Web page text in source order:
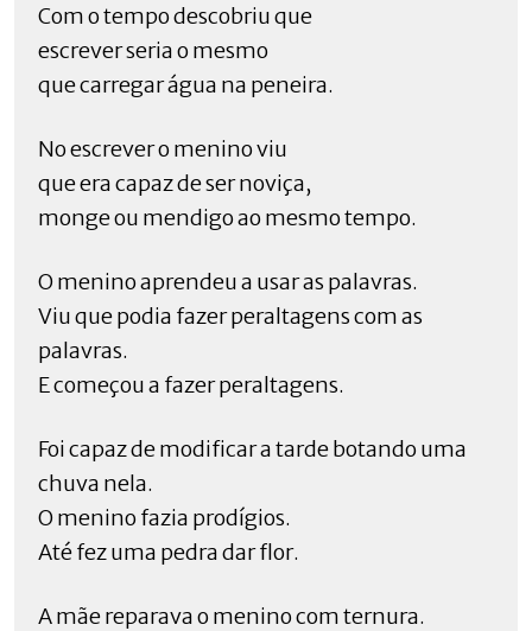
Com o tempo descobriu que
escrever seria o mesmo
que carregar água na peneira.
No escrever o menino viu
que era capaz de ser noviça,
monge ou mendigo ao mesmo tempo.
O menino aprendeu a usar as palavras.
Viu que podia fazer peraltagens com as
palavras.
E começou a fazer peraltagens.
Foi capaz de modificar a tarde botando uma
chuva nela.
O menino fazia prodígios.
Até fez uma pedra dar flor.
A mãe reparava o menino com ternura.